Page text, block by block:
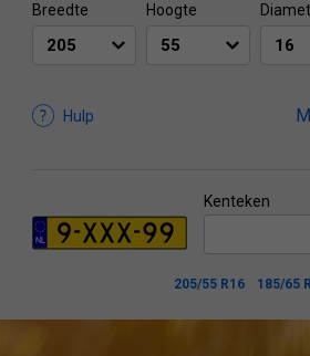
Breedte Hoogte
Hulp
Kenteken
205/55 R16 185/65